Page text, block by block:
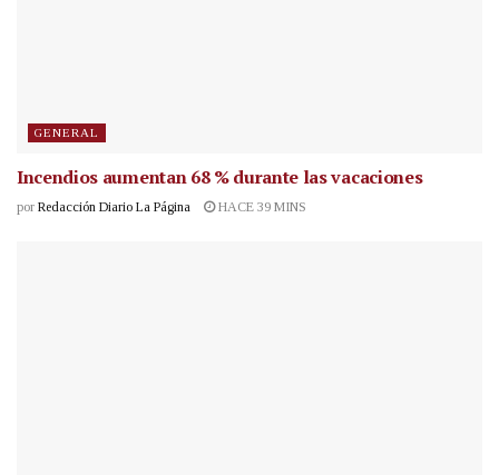
GENERAL
Incendios aumentan 68 % durante las vacaciones
por Redacción Diario La Página HACE 39 MINS